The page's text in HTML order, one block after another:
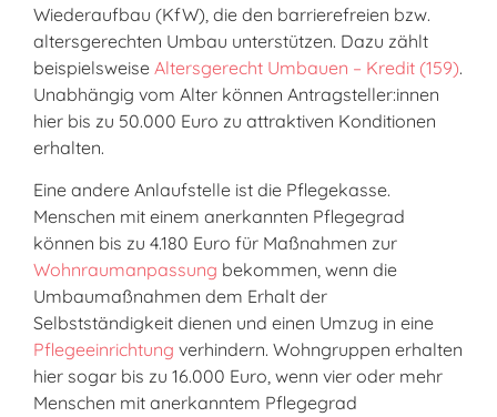
Wiederaufbau (KfW), die den barrierefreien bzw.
altersgerechten Umbau unterstützen. Dazu zählt
beispielsweise Altersgerecht Umbauen – Kredit (159).
Unabhängig vom Alter können Antragsteller:innen
hier bis zu 50.000 Euro zu attraktiven Konditionen
erhalten.
Eine andere Anlaufstelle ist die Pflegekasse.
Menschen mit einem anerkannten Pflegegrad
können bis zu 4.180 Euro für Maßnahmen zur
Wohnraumanpassung bekommen, wenn die
Umbaumaßnahmen dem Erhalt der
Selbstständigkeit dienen und einen Umzug in eine
Pflegeeinrichtung verhindern. Wohngruppen erhalten
hier sogar bis zu 16.000 Euro, wenn vier oder mehr
Menschen mit anerkanntem Pflegegrad